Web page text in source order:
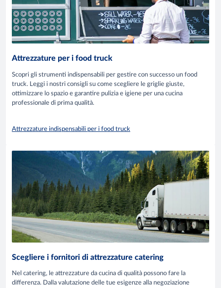
Attrezzature per i food truck
Scopri gli strumenti indispensabili per gestire con successo un food
truck. Leggi i nostri consigli su come scegliere le griglie giuste,
ottimizzare lo spazio e garantire pulizia e igiene per una cucina
professionale di prima qualità.
Attrezzature indispensabili per i food truck
Scegliere i fornitori di attrezzature catering
Nel catering, le attrezzature da cucina di qualità possono fare la
differenza. Dalla valutazione delle tue esigenze alla negoziazione